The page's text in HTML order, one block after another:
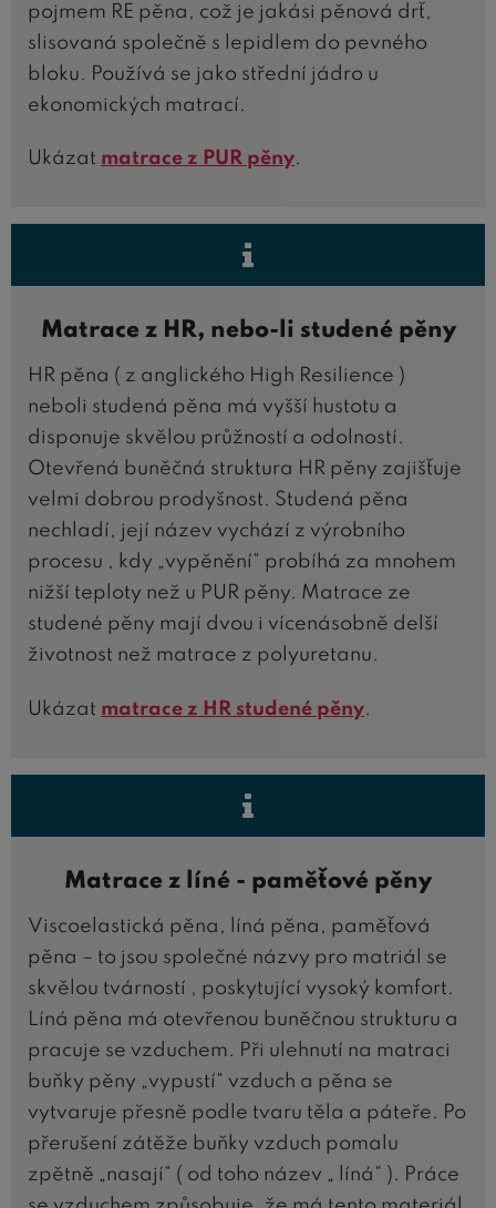
pojmem RE pěna, což je jakási pěnová drť,
slisovaná společně s lepidlem do pevného
bloku. Používá se jako střední jádro u
ekonomických matrací.
Ukázat matrace z PUR pěny.
Matrace z HR, nebo-li studené pěny
HR pěna ( z anglického High Resilience )
neboli studená pěna má vyšší hustotu a
disponuje skvělou průžností a odolností.
Otevřená buněčná struktura HR pěny zajišťuje
velmi dobrou prodyšnost. Studená pěna
nechladí, její název vychází z výrobního
procesu , kdy „vypěnění“ probíhá za mnohem
nižší teploty než u PUR pěny. Matrace ze
studené pěny mají dvou i vícenásobně delší
životnost než matrace z polyuretanu.
Ukázat matrace z HR studené pěny.
Matrace z líné - paměťové pěny
Viscoelastická pěna, líná pěna, paměťová
pěna – to jsou společné názvy pro matriál se
skvělou tvárností , poskytující vysoký komfort.
Líná pěna má otevřenou buněčnou strukturu a
pracuje se vzduchem. Při ulehnutí na matraci
buňky pěny „vypustí“ vzduch a pěna se
vytvaruje přesně podle tvaru těla a páteře. Po
přerušení zátěže buňky vzduch pomalu
zpětně „nasají“ ( od toho název „ líná“ ). Práce